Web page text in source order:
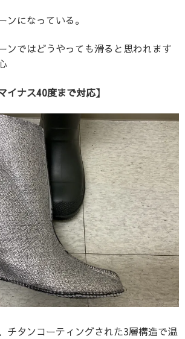
ンになっている。
ンではどうやっても滑ると思われます
イナス40度まで対応】
チタンコーティングされた3層構造で温